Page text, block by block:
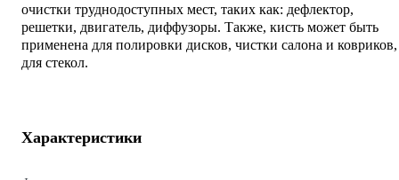
очистки труднодоступных мест, таких как: дефлектор,
решетки, двигатель, диффузоры. Также, кисть может быть
применена для полировки дисков, чистки салона и ковриков,
для стекол.
Характеристики